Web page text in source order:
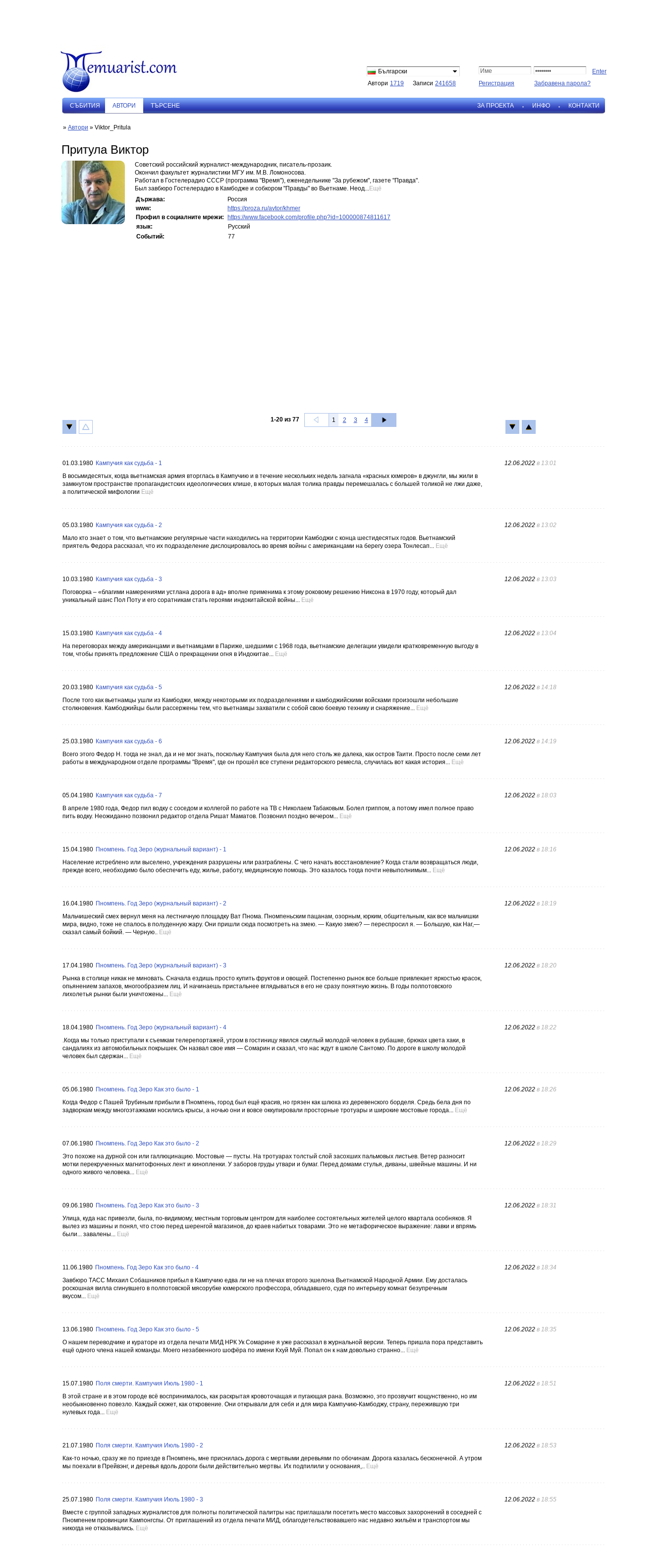
Български
Автори 1719 Записи 241658 Регистрация Забравена парола?
СЪБИТИЯ АВТОРИ ТЪРСЕНЕ ЗА ПРОЕКТА ИНФО КОНТАКТИ
» Автори » Viktor_Pritula
Притула Виктор
Советский российский журналист-международник, писатель-прозаик.
Окончил факультет журналистики МГУ им. М.В. Ломоносова.
Работал в Гостелерадио СССР (программа "Время"), еженедельнике "За рубежом", газете "Правда".
Был завбюро Гостелерадио в Камбодже и собкором "Правды" во Вьетнаме. Неод...Ещё
Държава:
Россия
www:
https://proza.ru/avtor/khmer
Профил в социалните мрежи:
https://www.facebook.com/profile.php?id=100000874811617
язык:
Русский
Событий:
77
1-20из 77 1 2 3 4
01.03.1980 Кампучия как судьба - 1
В восьмидесятых, когда вьетнамская армия вторглась в Кампучию и в течение нескольких недель загнала «красных кхмеров» в джунгли, мы жили в
замкнутом пространстве пропагандистских идеологических клише, в которых малая толика правды перемешалась с большей толикой не лжи даже,
а политической мифологии Ещё
12.06.2022 в 13:01
05.03.1980 Кампучия как судьба - 2
Мало кто знает о том, что вьетнамские регулярные части находились на территории Камбоджи с конца шестидесятых годов. Вьетнамский
приятель Федора рассказал, что их подразделение дислоцировалось во время войны с американцами на берегу озера Тонлесап... Ещё
12.06.2022 в 13:02
10.03.1980 Кампучия как судьба - 3
Поговорка – «благими намерениями устлана дорога в ад» вполне применима к этому роковому решению Никсона в 1970 году, который дал
уникальный шанс Пол Поту и его соратникам стать героями индокитайской войны... Ещё
12.06.2022 в 13:03
15.03.1980 Кампучия как судьба - 4
На переговорах между американцами и вьетнамцами в Париже, шедшими с 1968 года, вьетнамские делегации увидели кратковременную выгоду в
том, чтобы принять предложение США о прекращении огня в Индокитае... Ещё
12.06.2022 в 13:04
20.03.1980 Кампучия как судьба - 5
После того как вьетнамцы ушли из Камбоджи, между некоторыми их подразделениями и камбоджийскими войсками произошли небольшие
столкновения. Камбоджийцы были рассержены тем, что вьетнамцы захватили с собой свою боевую технику и снаряжение... Ещё
12.06.2022 в 14:18
25.03.1980 Кампучия как судьба - 6
Всего этого Федор Н. тогда не знал, да и не мог знать, поскольку Кампучия была для него столь же далека, как остров Таити. Просто после семи лет
работы в международном отделе программы "Время", где он прошёл все ступени редакторского ремесла, случилась вот какая история... Ещё
12.06.2022 в 14:19
05.04.1980 Кампучия как судьба - 7
В апреле 1980 года, Федор пил водку с соседом и коллегой по работе на ТВ с Николаем Табаковым. Болел гриппом, а потому имел полное право
пить водку. Неожиданно позвонил редактор отдела Ришат Маматов. Позвонил поздно вечером... Ещё
12.06.2022 в 18:03
15.04.1980 Пномпень. Год Зеро (журнальный вариант) - 1
Население истреблено или выселено, учреждения разрушены или разграблены. С чего начать восстановление? Когда стали возвращаться люди,
прежде всего, необходимо было обеспечить еду, жилье, работу, медицинскую помощь. Это казалось тогда почти невыполнимым... Ещё
12.06.2022 в 18:16
16.04.1980 Пномпень. Год Зеро (журнальный вариант) - 2
Мальчишеский смех вернул меня на лестничную площадку Ват Пнома. Пномпеньским пацанам, озорным, юрким, общительным, как все мальчишки
мира, видно, тоже не спалось в полуденную жару. Они пришли сюда посмотреть на змею. — Какую змею? — переспросил я. — Большую, как Наг,—
сказал самый бойкий. — Черную.. Ещё
12.06.2022 в 18:19
17.04.1980 Пномпень. Год Зеро (журнальный вариант) - 3
Рынка в столице никак не миновать. Сначала ездишь просто купить фруктов и овощей. Постепенно рынок все больше привлекает яркостью красок,
опьянением запахов, многообразием лиц. И начинаешь пристальнее вглядываться в его не сразу понятную жизнь. В годы полпотовского
лихолетья рынки были уничтожены... Ещё
12.06.2022 в 18:20
18.04.1980 Пномпень. Год Зеро (журнальный вариант) - 4
.Когда мы только приступали к съемкам телерепортажей, утром в гостиницу явился смуглый молодой человек в рубашке, брюках цвета хаки, в
сандалиях из автомобильных покрышек. Он назвал свое имя — Сомарин и сказал, что нас ждут в школе Сантомо. По дороге в школу молодой
человек был сдержан... Ещё
12.06.2022 в 18:22
05.06.1980 Пномпень. Год Зеро Как это было - 1
Когда Федор с Пашей Трубиным прибыли в Пномпень, город был ещё красив, но грязен как шлюха из деревенского борделя. Средь бела дня по
задворкам между многоэтажками носились крысы, а ночью они и вовсе оккупировали просторные тротуары и широкие мостовые города... Ещё
12.06.2022 в 18:26
07.06.1980 Пномпень. Год Зеро Как это было - 2
Это похоже на дурной сон или галлюцинацию. Мостовые — пусты. На тротуарах толстый слой засохших пальмовых листьев. Ветер разносит
мотки перекрученных магнитофонных лент и кинопленки. У заборов груды утвари и бумаг. Перед домами стулья, диваны, швейные машины. И ни
одного живого человека... Ещё
12.06.2022 в 18:29
09.06.1980 Пномпень. Год Зеро Как это было - 3
Улица, куда нас привезли, была, по-видимому, местным торговым центром для наиболее состоятельных жителей целого квартала особняков. Я
вылез из машины и понял, что стою перед шеренгой магазинов, до краев набитых товарами. Это не метафорическое выражение: лавки и впрямь
были... завалены... Ещё
12.06.2022 в 18:31
11.06.1980 Пномпень. Год Зеро Как это было - 4
Завбюро ТАСС Михаил Собашников прибыл в Кампучию едва ли не на плечах второго эшелона Вьетнамской Народной Армии. Ему досталась
роскошная вилла сгинувшего в полпотовской мясорубке кхмерского профессора, обладавшего, судя по интерьеру комнат безупречным
вкусом... Ещё
12.06.2022 в 18:34
13.06.1980 Пномпень. Год Зеро Как это было - 5
О нашем переводчике и кураторе из отдела печати МИД НРК Ук Сомарине я уже рассказал в журнальной версии. Теперь пришла пора представить
ещё одного члена нашей команды. Моего незабвенного шофёра по имени Кхуй Муй. Попал он к нам довольно странно... Ещё
12.06.2022 в 18:35
15.07.1980 Поля смерти. Кампучия Июль 1980 - 1
В этой стране и в этом городе всё воспринималось, как раскрытая кровоточащая и пугающая рана. Возможно, это прозвучит кощунственно, но им
необыкновенно повезло. Каждый сюжет, как откровение. Они открывали для себя и для мира Кампучию-Камбоджу, страну, пережившую три
нулевых года... Ещё
12.06.2022 в 18:51
21.07.1980 Поля смерти. Кампучия Июль 1980 - 2
Как-то ночью, сразу же по приезде в Пномпень, мне приснилась дорога с мертвыми деревьями по обочинам. Дорога казалась бесконечной. А утром
мы поехали в Прейвэнг, и деревья вдоль дороги были действительно мертвы. Их подпилили у основания,.. Ещё
12.06.2022 в 18:53
25.07.1980 Поля смерти. Кампучия Июль 1980 - 3
Вместе с группой западных журналистов для полноты политической палитры нас приглашали посетить место массовых захоронений в соседней с
Пномпенем провинции Кампонгспы. От приглашений из отдела печати МИД, облагодетельствовавшего нас недавно жильём и транспортом мы
никогда не отказывались. Ещё
12.06.2022 в 18:55